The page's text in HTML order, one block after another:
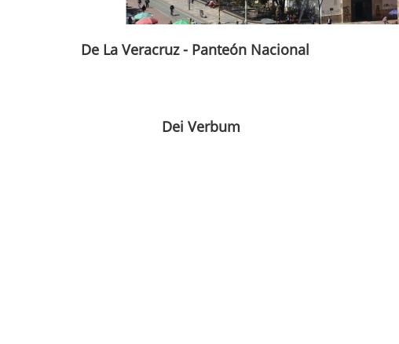
De La Veracruz - Panteón Nacional
Dei Verbum